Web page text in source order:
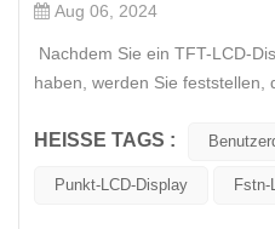
Aug 06, 2024
Nachdem Sie ein TFT-LCD-
haben, werden Sie feststellen,
Ausschalten des LCDs
Wasserflecken ble...
HEISSE TAGS :
Punkt-LCD-Display Fstn-